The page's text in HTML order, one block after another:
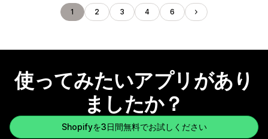
1 2 3 4 6
使ってみたいアプリがあり
ましたか？
Shopifyを3日間無料でお試しください